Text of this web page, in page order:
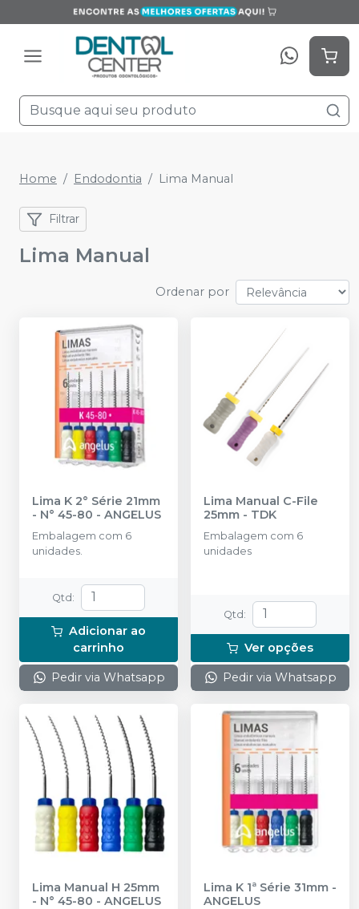
Home Endodontia Lima Manual
Filtrar
Lima Manual
Ordenar por
Lima K 2° Série 21mm
- N° 45-80 - ANGELUS
Embalagem com 6
unidades.
Qtd :
Adicionar ao
carrinho
Pedir via Whatsapp
Lima Manual C-File
25mm - TDK
Embalagem com 6
unidades
Qtd :
Ver opções
Pedir via Whatsapp
Lima Manual H 25mm
- N° 45-80 - ANGELUS
Lima K 1ª Série 31mm -
ANGELUS